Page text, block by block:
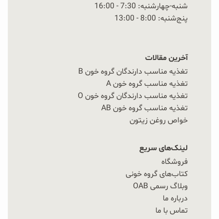
شنبه-چهارشنبه: 7:30 - 16:00
پنج‌شنبه: 8:00 - 13:00
آخرین مقالات
تغذیه مناسب دارندگان گروه خون B
تغذیه مناسب گروه خون A
تغذیه مناسب دارندگان گروه خون O
تغذیه مناسب گروه خون AB
خواص روغن زیتون
لینک‌های سریع
فروشگاه
کتاب‌های گروه خونی
وبلاگ رسمی OAB
درباره ما
تماس با ما